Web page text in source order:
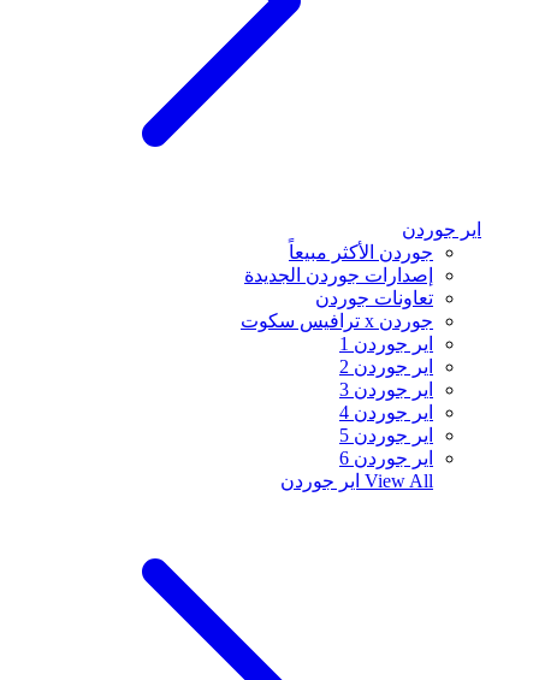
اير جوردن
جوردن الأكثر مبيعاً
إصدارات جوردن الجديدة
تعاونات جوردن
جوردن x ترافيس سكوت
اير جوردن 1
اير جوردن 2
اير جوردن 3
اير جوردن 4
اير جوردن 5
اير جوردن 6
View All اير جوردن